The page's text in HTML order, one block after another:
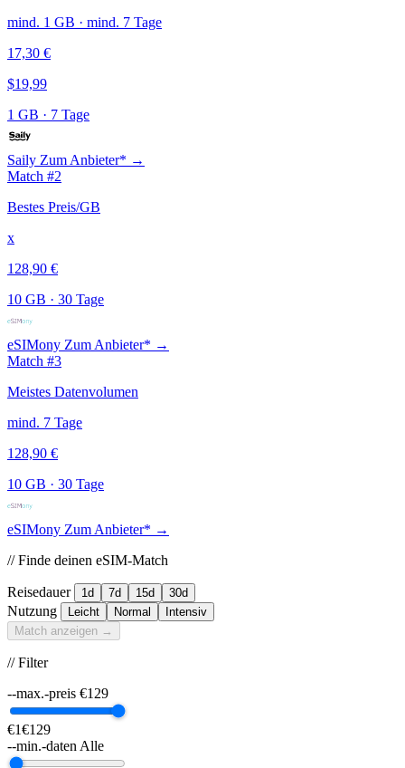
mind. 1 GB · mind. 7 Tage
17,30 €
$19,99
1 GB · 7 Tage
Saily Zum Anbieter* →
Match #2
Bestes Preis/GB
x
128,90 €
10 GB · 30 Tage
eSIMony Zum Anbieter* →
Match #3
Meistes Datenvolumen
mind. 7 Tage
128,90 €
10 GB · 30 Tage
eSIMony Zum Anbieter* →
// Finde deinen eSIM-Match
Reisedauer 1d 7d 15d 30d
Nutzung Leicht Normal
Intensiv
Match anzeigen →
// Filter
--max.-preis €129
€1€129
--min.-daten Alle